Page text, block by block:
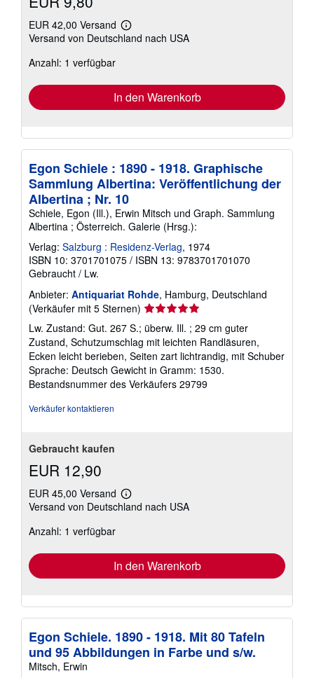
EUR 42,00 Versand
Weitere
Informationen
Versand von Deutschland nach USA
Anzahl: 1 verfügbar
In den Warenkorb
Egon Schiele : 1890 - 1918. Graphische
Sammlung Albertina: Veröffentlichung der
Albertina ; Nr. 10
Schiele, Egon (Ill.), Erwin Mitsch und Graph. Sammlung
Albertina ; Österreich. Galerie (Hrsg.):
Verlag: Salzburg : Residenz-Verlag, 1974
ISBN 10: 3701701075 / ISBN 13: 9783701701070
Gebraucht / Lw.
Anbieter: Antiquariat Rohde, Hamburg, Deutschland
(Verkäufer mit 5 Sternen) Verkäuferbewertung
von
5
Sternen
Lw. Zustand: Gut. 267 S.; überw. Ill. ; 29 cm guter
Zustand, Schutzumschlag mit leichten Randläsuren,
Ecken leicht berieben, Seiten zart lichtrandig, mit Schuber
Sprache: Deutsch Gewicht in Gramm: 1530.
Bestandsnummer des Verkäufers 29799
Verkäufer kontaktieren
Gebraucht kaufen
EUR 12,90
EUR 45,00 Versand
Weitere
Informationen
Versand von Deutschland nach USA
Anzahl: 1 verfügbar
In den Warenkorb
Egon Schiele. 1890 - 1918. Mit 80 Tafeln
und 95 Abbildungen in Farbe und s/w.
Mitsch, Erwin